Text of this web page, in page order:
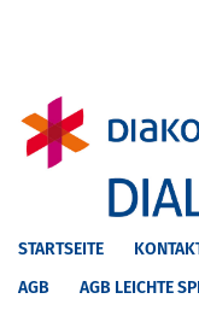
STARTSEITE
AGB
AGB LEICHTE